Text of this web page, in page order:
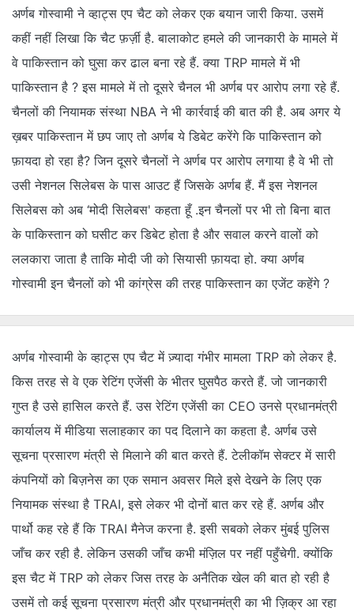
अर्णब गोस्वामी ने व्हाट्स एप चैट को लेकर एक बयान जारी किया. उसमें
कहीं नहीं लिखा कि चैट फ़र्ज़ी है. बालाकोट हमले की जानकारी के मामले में
वे पाकिस्तान को घुसा कर ढाल बना रहे हैं. क्या TRP मामले में भी
पाकिस्तान है ? इस मामले में तो दूसरे चैनल भी अर्णब पर आरोप लगा रहे हैं.
चैनलों की नियामक संस्था NBA ने भी कार्रवाई की बात की है. अब अगर ये
ख़बर पाकिस्तान में छप जाए तो अर्णब ये डिबेट करेंगे कि पाकिस्तान को
फ़ायदा हो रहा है? जिन दूसरे चैनलों ने अर्णब पर आरोप लगाया है वे भी तो
उसी नेशनल सिलेबस के पास आउट हैं जिसके अर्णब हैं. मैं इस नेशनल
सिलेबस को अब ‘मोदी सिलेबस' कहता हूँ .इन चैनलों पर भी तो बिना बात
के पाकिस्तान को घसीट कर डिबेट होता है और सवाल करने वालों को
ललकारा जाता है ताकि मोदी जी को सियासी फ़ायदा हो. क्या अर्णब
गोस्वामी इन चैनलों को भी कांग्रेस की तरह पाकिस्तान का एजेंट कहेंगे ?
अर्णब गोस्वामी के व्हाट्स एप चैट में ज़्यादा गंभीर मामला TRP को लेकर है.
किस तरह से वे एक रेटिंग एजेंसी के भीतर घुसपैठ करते हैं. जो जानकारी
गुप्त है उसे हासिल करते हैं. उस रेटिंग एजेंसी का CEO उनसे प्रधानमंत्री
कार्यालय में मीडिया सलाहकार का पद दिलाने का कहता है. अर्णब उसे
सूचना प्रसारण मंत्री से मिलाने की बात करते हैं. टेलीकॉम सेक्टर में सारी
कंपनियों को बिज़नेस का एक समान अवसर मिले इसे देखने के लिए एक
नियामक संस्था है TRAI, इसे लेकर भी दोनों बात कर रहे हैं. अर्णब और
पार्थो कह रहे हैं कि TRAI मैनेज करना है. इसी सबको लेकर मुंबई पुलिस
जाँच कर रही है. लेकिन उसकी जाँच कभी मंज़िल पर नहीं पहुँचेगी. क्योंकि
इस चैट में TRP को लेकर जिस तरह के अनैतिक खेल की बात हो रही है
उसमें तो कई सूचना प्रसारण मंत्री और प्रधानमंत्री का भी ज़िक्र आ रहा